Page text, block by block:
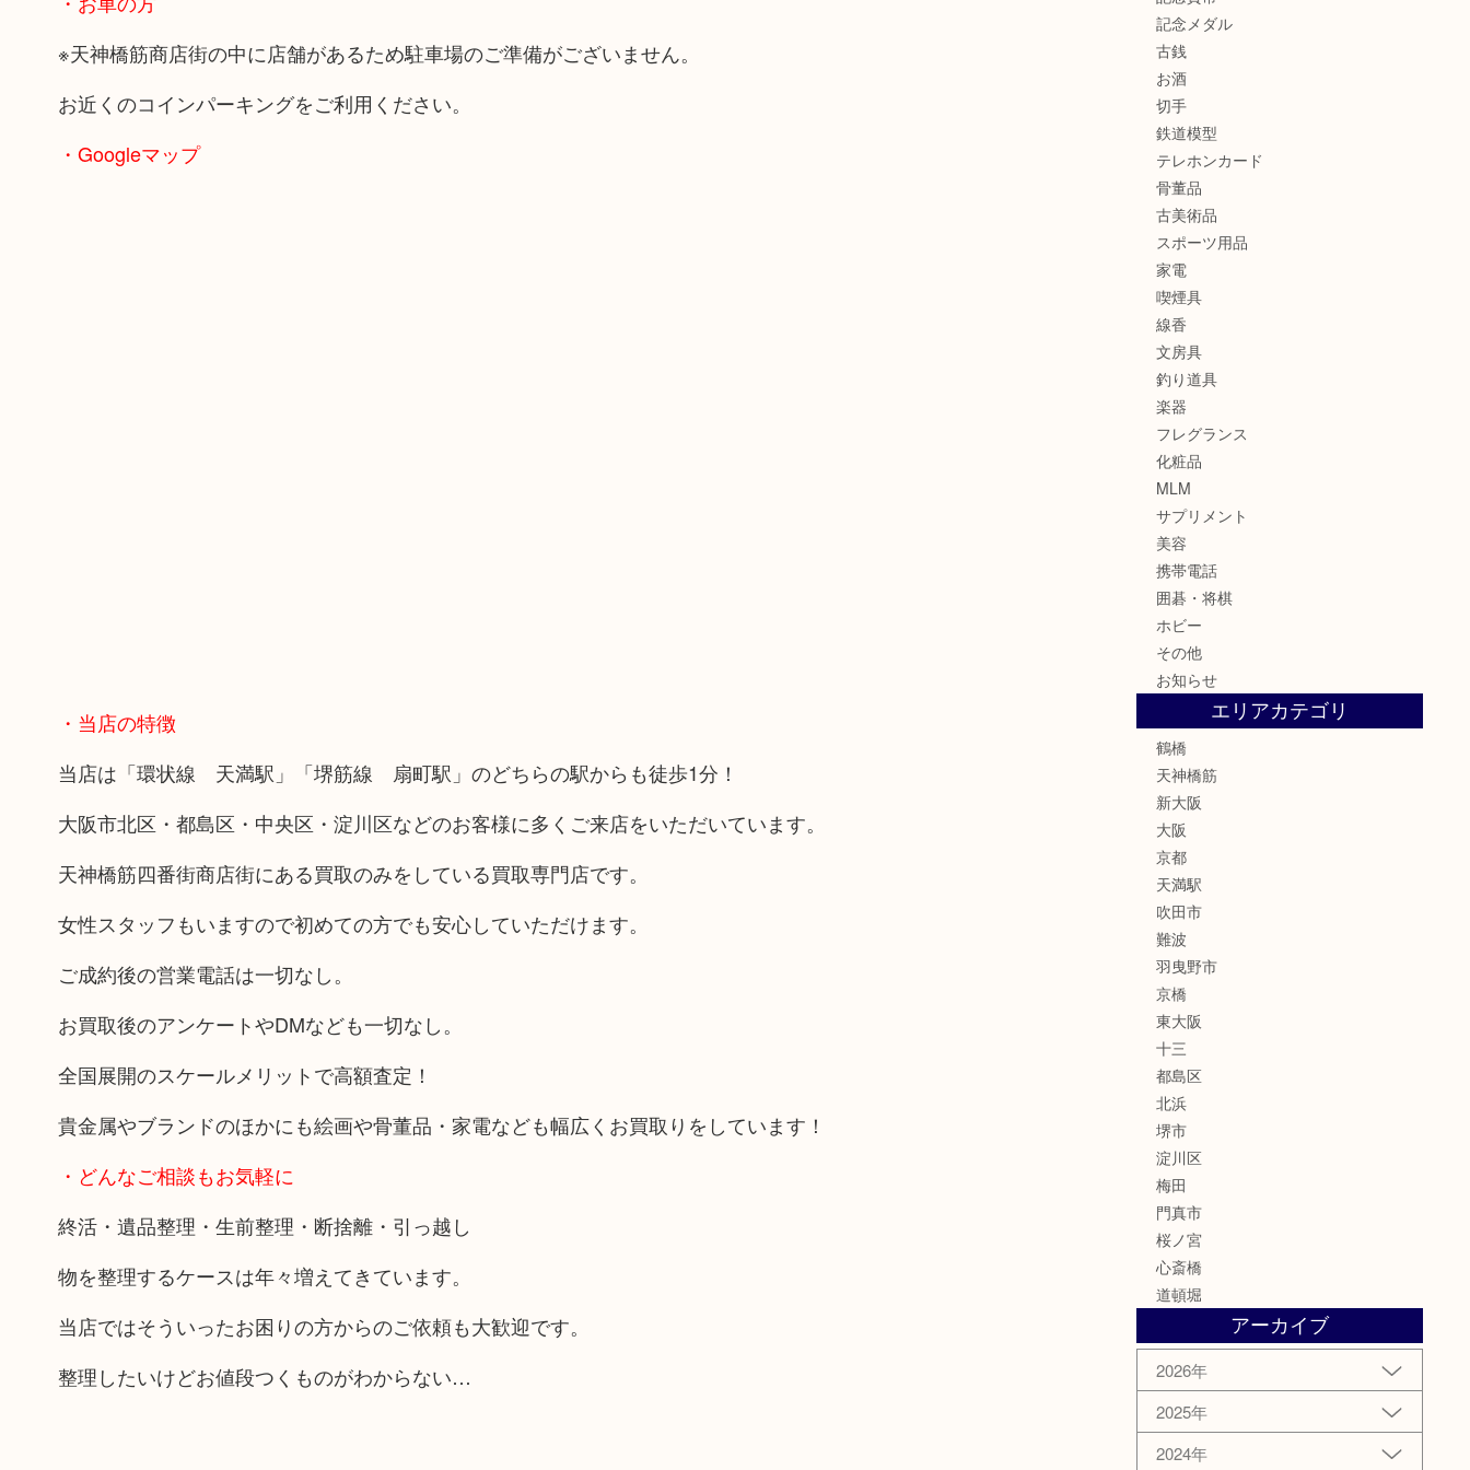
※天神橋筋商店街の中に店舗があるため駐車場のご準備がございません。
お近くのコインパーキングをご利用ください。
・Googleマップ
・当店の特徴
当店は「環状線 天満駅」「堺筋線 扇町駅」のどちらの駅からも徒歩1分！
大阪市北区・都島区・中央区・淀川区などのお客様に多くご来店をいただいています。
天神橋筋四番街商店街にある買取のみをしている買取専門店です。
女性スタッフもいますので初めての方でも安心していただけます。
ご成約後の営業電話は一切なし。
お買取後のアンケートやDMなども一切なし。
全国展開のスケールメリットで高額査定！
貴金属やブランドのほかにも絵画や骨董品・家電なども幅広くお買取りをしています！
・どんなご相談もお気軽に
終活・遺品整理・生前整理・断捨離・引っ越し
物を整理するケースは年々増えてきています。
当店ではそういったお困りの方からのご依頼も大歓迎です。
整理したいけどお値段つくものがわからない…
記念メダル
古銭
お酒
切手
鉄道模型
テレホンカード
骨董品
古美術品
スポーツ用品
家電
喫煙具
線香
文房具
釣り道具
楽器
フレグランス
化粧品
MLM
サプリメント
美容
携帯電話
囲碁・将棋
ホビー
その他
お知らせ
エリアカテゴリ
鶴橋
天神橋筋
新大阪
大阪
京都
天満駅
吹田市
難波
羽曳野市
京橋
東大阪
十三
都島区
北浜
堺市
淀川区
梅田
門真市
桜ノ宮
心斎橋
道頓堀
アーカイブ
2026年
2025年
2024年